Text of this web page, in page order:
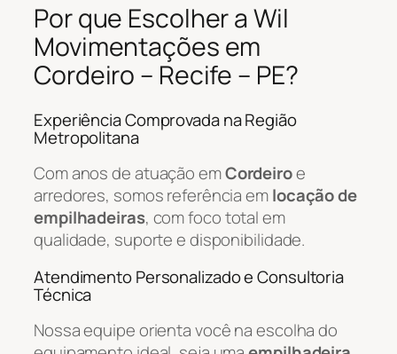
Por que Escolher a Wil
Movimentações em
Cordeiro – Recife – PE?
Experiência Comprovada na Região
Metropolitana
Com anos de atuação emCordeiroe
arredores, somos referência emlocação de
empilhadeiras, com foco total em
qualidade, suporte e disponibilidade.
Atendimento Personalizado e Consultoria
Técnica
Nossa equipe orienta você na escolha do